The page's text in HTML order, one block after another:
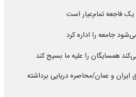
یک فاجعه تمام‌عیار است
جامعه را اداره کرد
همسایگان را علیه ما بسیج کند
ایران و عمان/محاصره دریایی برداشته